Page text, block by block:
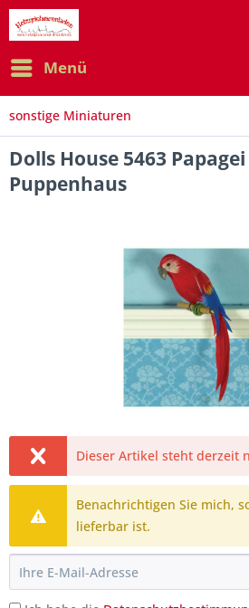
Menü
sonstige Miniaturen
Dolls House 5463
Puppenhaus
Dieser Artikel steht derzeit
Benachrichtigen Sie mich,
lieferbar ist.